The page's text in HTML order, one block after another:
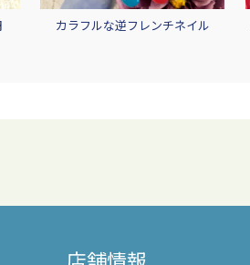
カラフルな逆フレンチネイル